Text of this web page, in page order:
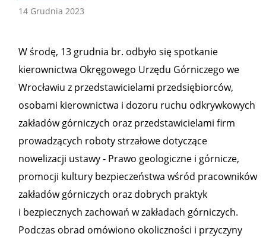
14 Grudnia 2023
W środę, 13 grudnia br. odbyło się spotkanie
kierownictwa Okręgowego Urzędu Górniczego we
Wrocławiu z przedstawicielami przedsiębiorców,
osobami kierownictwa i dozoru ruchu odkrywkowych
zakładów górniczych oraz przedstawicielami firm
prowadzących roboty strzałowe dotyczące
nowelizacji ustawy - Prawo geologiczne i górnicze,
promocji kultury bezpieczeństwa wśród pracowników
zakładów górniczych oraz dobrych praktyk
i bezpiecznych zachowań w zakładach górniczych.
Podczas obrad omówiono okoliczności i przyczyny